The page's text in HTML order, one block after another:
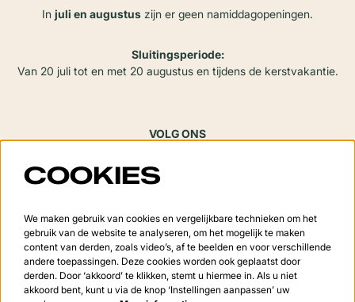
In juli en augustus zijn er geen namiddagopeningen.
Sluitingsperiode:
Van 20 juli tot en met 20 augustus en tijdens de kerstvakantie.
VOLG ONS
Meld je aan voor de nieuwsbrief
Aanmelden
COOKIES
We maken gebruik van cookies en vergelijkbare technieken om het
gebruik van de website te analyseren, om het mogelijk te maken
content van derden, zoals video’s, af te beelden en voor verschillende
andere toepassingen. Deze cookies worden ook geplaatst door
derden. Door ‘akkoord’ te klikken, stemt u hiermee in. Als u niet
akkoord bent, kunt u via de knop ‘Instellingen aanpassen’ uw